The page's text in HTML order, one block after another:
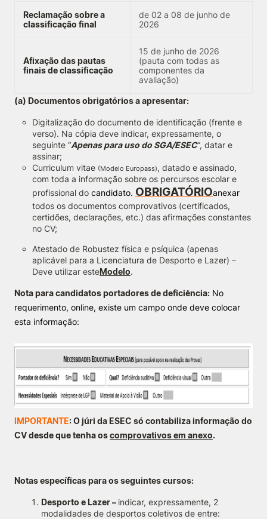
Reclamação sobre a
classificação final
de 02 a 08 de junho de
2026
Afixação das pautas
finais de classificação
15 de junho de 2026
(pauta com todas as
componentes da
avaliação)
(a) Documentos obrigatórios a apresentar:
Digitalização do documento de identificação (frente e
verso). Na cópia deve indicar, expressamente, o
seguinte “Apenas para uso do SGA/ESEC“, datar e
assinar;
Curriculum vitae (Modelo Europass), datado e assinado,
com toda a informação sobre os percursos escolar e
profissional do candidato. OBRIGATÓRIOanexar
todos os documentos comprovativos (certificados,
certidões, declarações, etc.) das afirmações constantes
no CV;
Atestado de Robustez física e psíquica (apenas
aplicável para a Licenciatura de Desporto e Lazer) –
Deve utilizar esteModelo.
Nota para candidatos portadores de deficiência: No
requerimento, online, existe um campo onde deve colocar
esta informação:
IMPORTANTE:O júri da ESEC só contabiliza informação do
CV desde que tenha oscomprovativos em anexo.
Notasespecíficas para os seguintes cursos:
Desporto e Lazer – indicar, expressamente, 2
modalidades de desportos coletivos de entre: